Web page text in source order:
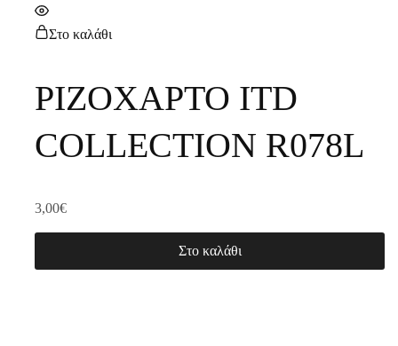
Στο καλάθι
ΡΙΖΟΧΑΡΤΟ ITD
COLLECTION R078L
3,00€
Στο καλάθι